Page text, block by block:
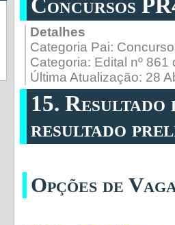
Concursos
Detalhes
Categoria Pai:
Categoria: Edital nº
Última Atualização: 28
15.
resultado
Opções de